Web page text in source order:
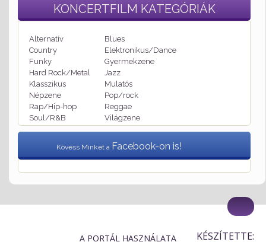
KONCERTFILM KATEGÓRIÁK
Alternatív
Blues
Country
Elektronikus/Dance
Funky
Gyermekzene
Hard Rock/Metal
Jazz
Klasszikus
Mulatós
Népzene
Pop/rock
Rap/Hip-hop
Reggae
Soul/R&B
Világzene
Kövess Minket a Facebook-on is!
A PORTÁL HASZNÁLATA KÉSZÍTETTE: